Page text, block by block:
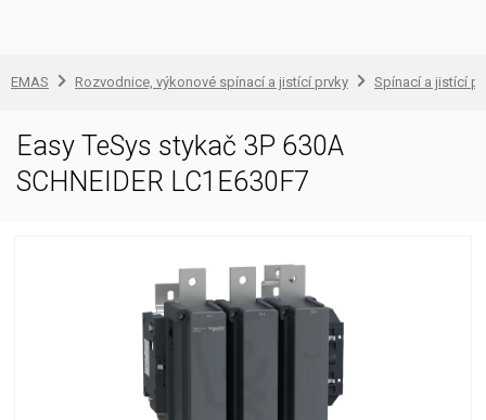
EMAS Rozvodnice, výkonové spínací a jistící prvky Spínací a jistící
Easy TeSys stykač 3P 630A
SCHNEIDER LC1E630F7